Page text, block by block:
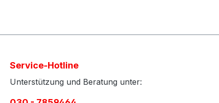
Service-Hotline
Unterstützung und Beratung unter: